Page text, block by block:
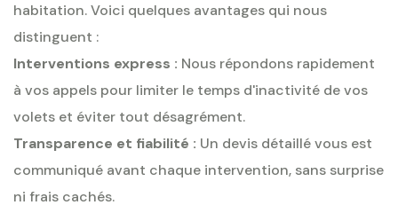
habitation. Voici quelques avantages qui nous
distinguent :
Interventions express : Nous répondons rapidement
à vos appels pour limiter le temps d'inactivité de vos
volets et éviter tout désagrément.
Transparence et fiabilité : Un devis détaillé vous est
communiqué avant chaque intervention, sans surprise
ni frais cachés.